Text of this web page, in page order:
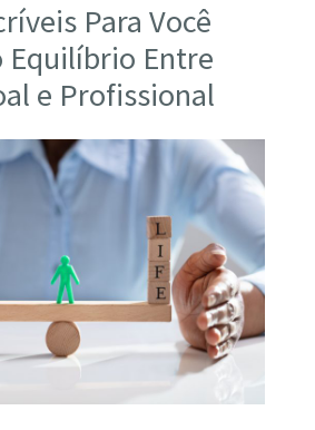
Para Você
Equilíbrio Entre
e Profissional